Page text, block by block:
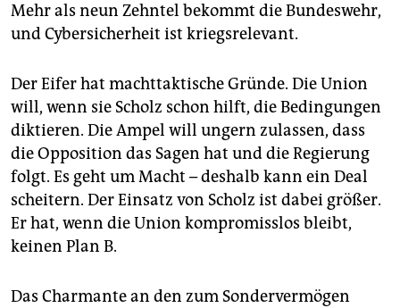
Mehr als neun Zehntel bekommt die Bundeswehr,
und Cybersicherheit ist kriegsrelevant.
Der Eifer hat machttaktische Gründe. Die Union
will, wenn sie Scholz schon hilft, die Bedingungen
diktieren. Die Ampel will ungern zulassen, dass
die Opposition das Sagen hat und die Regierung
folgt. Es geht um Macht – deshalb kann ein Deal
scheitern. Der Einsatz von Scholz ist dabei größer.
Er hat, wenn die Union kompromisslos bleibt,
keinen Plan B.
Das Charmante an den zum Sondervermögen